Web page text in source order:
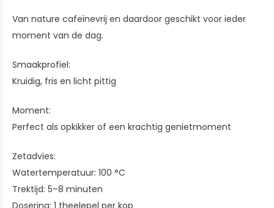
Van nature cafeïnevrij en daardoor geschikt voor ieder
moment van de dag.
Smaakprofiel:
Kruidig, fris en licht pittig
Moment:
Perfect als opkikker of een krachtig genietmoment
Zetadvies:
Watertemperatuur: 100 °C
Trektijd: 5–8 minuten
Dosering: 1 theelepel per kop